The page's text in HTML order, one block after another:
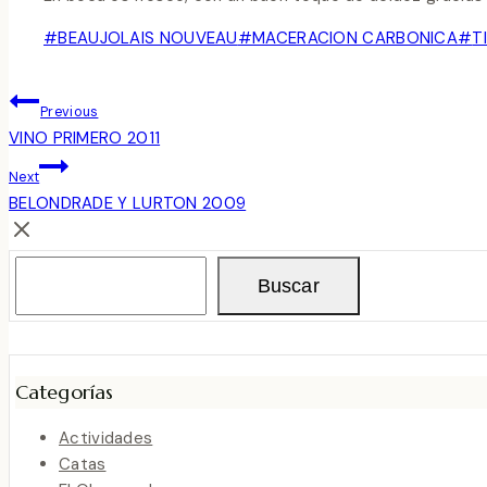
Post
#BEAUJOLAIS NOUVEAU#MACERACION CARBONICA#
Navegación
De
Entradas
Previous
VINO PRIMERO 2011
Next
BELONDRADE Y LURTON 2009
Buscar
Categorías
Actividades
Catas